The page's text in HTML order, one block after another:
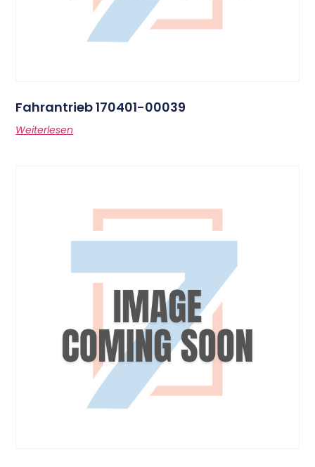
Fahrantrieb 170401-00039
Weiterlesen